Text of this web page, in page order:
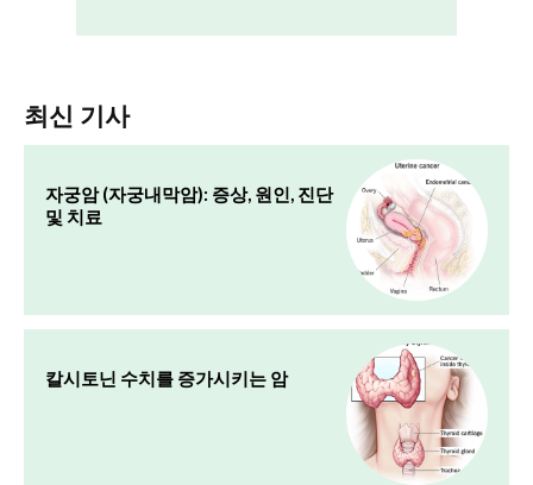
최신 기사
자궁암 (자궁내막암): 증상, 원인, 진단
및 치료
칼시토닌 수치를 증가시키는 암